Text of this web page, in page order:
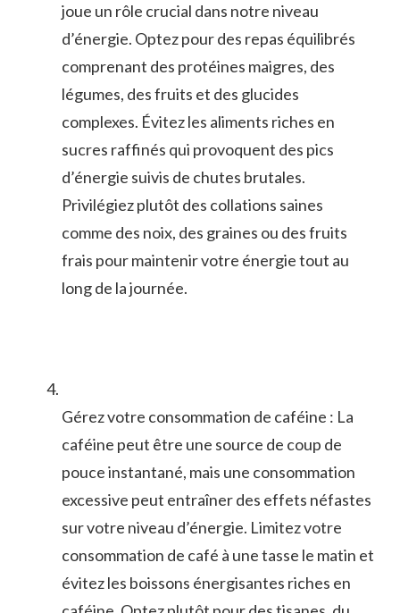
joue un rôle crucial dans notre niveau
d’énergie. Optez pour des repas ⁣équilibrés
comprenant⁣ des protéines maigres, des
légumes, des fruits et des glucides
complexes. Évitez les aliments riches en
sucres raffinés qui provoquent des pics
d’énergie suivis de chutes⁣ brutales.
Privilégiez⁤ plutôt des collations saines
comme des noix, des ⁤graines ou des fruits
⁢frais pour maintenir votre ⁤énergie ⁢tout ⁣au
long de la journée.
Gérez votre consommation de ⁢caféine : La
caféine peut être une source de coup ‌de
pouce instantané, mais une ⁤consommation
excessive ⁤peut entraîner des⁢ effets néfastes
sur votre niveau d’énergie. Limitez votre
consommation de café à une tasse​ le matin et
évitez ⁣les boissons énergisantes riches en